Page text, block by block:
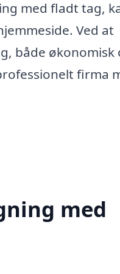
med fladt tag,
Ved at
både økonomisk
firma
med